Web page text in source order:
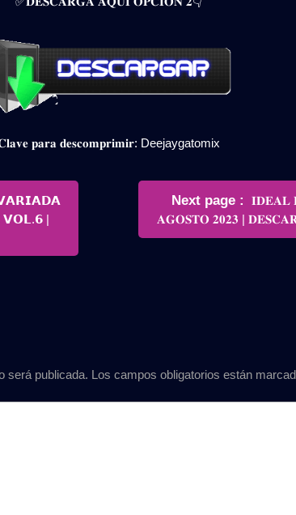
𝐩𝐚𝐫𝐚 𝐝𝐞𝐬𝐜𝐨𝐦𝐩𝐫𝐢𝐦𝐢𝐫: Deejaygatomix
|
Next page
Newer
Posts
𝐈𝐃𝐄𝐀𝐋
𝐀𝐆𝐎𝐒𝐓𝐎 𝟐𝟎𝟐𝟑 |
será publicada. Los campos obligatorios están